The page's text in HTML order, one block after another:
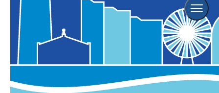
Event
横浜観光情報TOP イベント情報
Event Search